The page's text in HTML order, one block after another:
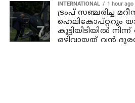
INTERNATIONAL 1 hour ago
ട്രംപ് സഞ്ചരിച്ച
ഹെലികോപ്റ്ററും
കൂട്ടിയിടിയിൽ നിന്ന്
ഒഴിവായത് വൻ